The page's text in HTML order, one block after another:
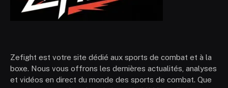
Zefight est votre site dédié aux sports de combat et à la
boxe. Nous vous offrons les dernières actualités, analyses
et vidéos en direct du monde des sports de combat. Que